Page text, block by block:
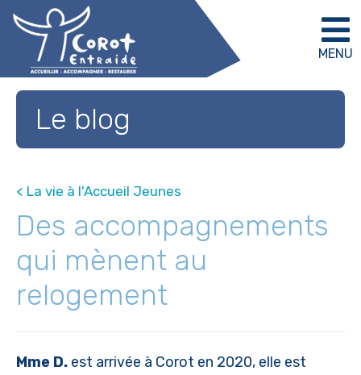
MENU
Le blog
< La vie à l'Accueil Jeunes
Des accompagnements
qui mènent au
relogement
Mme D. est arrivée à Corot en 2020, elle est